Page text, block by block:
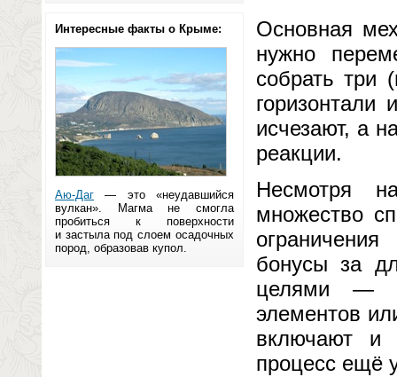
Интересные факты о Крыме:
Аю-Даг — это «неудавшийся
вулкан». Магма не смогла
пробиться к поверхности
и застыла под слоем осадочных
пород, образовав купол.
Основная
нужно
собрать три
горизонтали
исчезают, а
реакции.
Несмотря
множество
бонусы за
целями —
элементов
включают и
процесс ещё